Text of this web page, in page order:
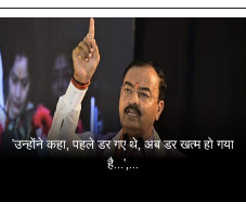
'उन्होंने कहा, पहले डर गए थे, अब डर खत्म हो गया
है...',...